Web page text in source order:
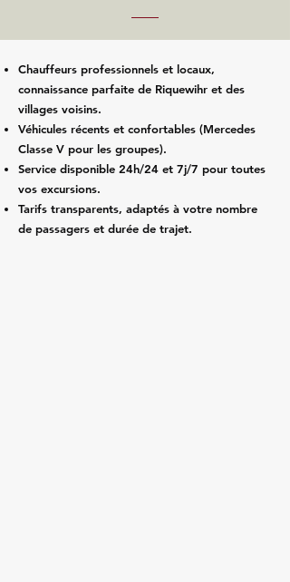
Chauffeurs professionnels et locaux,
connaissance parfaite de Riquewihr et des
villages voisins.
Véhicules récents et confortables (Mercedes
Classe V pour les groupes).
Service disponible 24h/24 et 7j/7 pour toutes
vos excursions.
Tarifs transparents, adaptés à votre nombre
de passagers et durée de trajet.